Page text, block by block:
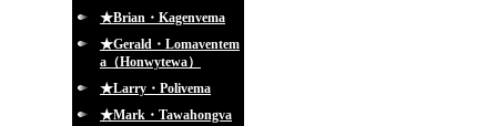
★Brian・Kagenvema
★Gerald・Lomaventem
a（Honwytewa）
★Larry・Polivema
★Mark・Tawahongva